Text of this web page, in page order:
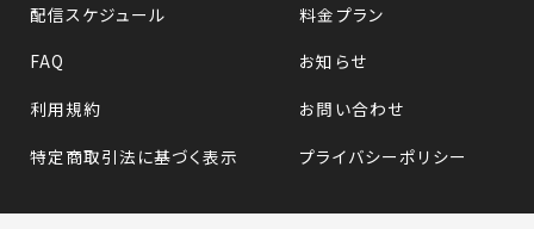
配信スケジュール
料金プラン
FAQ
お知らせ
利用規約
お問い合わせ
特定商取引法に基づく表示
プライバシーポリシー